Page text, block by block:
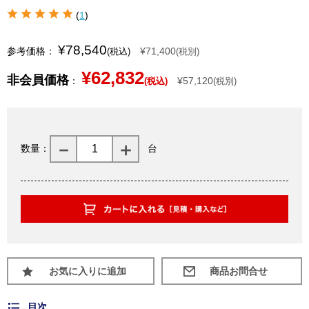
(1)
参考価格： ¥78,540(税込) ¥71,400(税別)
非会員価格： ¥62,832(税込) ¥57,120(税別)
数量： 台
お気に入りに追加
目次